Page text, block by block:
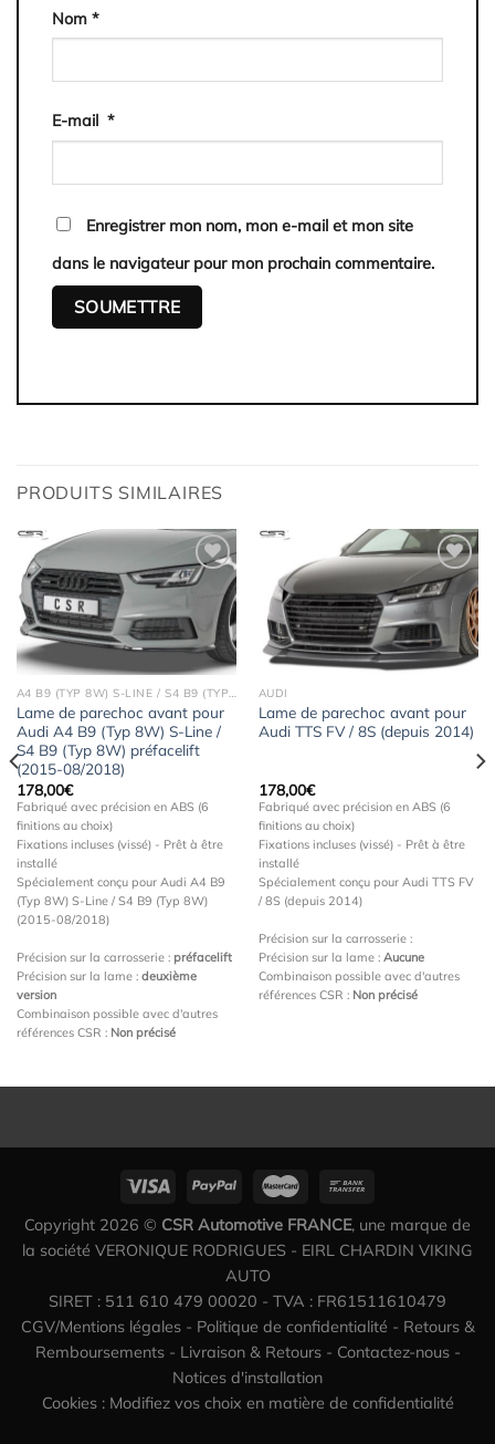
Nom *
E-mail *
Enregistrer mon nom, mon e-mail et mon site
dans le navigateur pour mon prochain commentaire.
PRODUITS SIMILAIRES
Ajouter
à la
wishlist
A4 B9 (TYP 8W) S-LINE / S4 B9 (TYP 8W)
Lame de parechoc avant pour
Audi A4 B9 (Typ 8W) S-Line /
S4 B9 (Typ 8W) préfacelift
(2015-08/2018)
178,00€
Fabriqué avec précision en ABS (6
finitions au choix)
Fixations incluses (vissé) - Prêt à être
installé
Spécialement conçu pour Audi A4 B9
(Typ 8W) S-Line / S4 B9 (Typ 8W)
(2015-08/2018)
Précision sur la carrosserie : préfacelift
Précision sur la lame : deuxième
version
Combinaison possible avec d'autres
références CSR : Non précisé
Ajouter
à la
wishlist
AUDI
Lame de parechoc avant pour
Audi TTS FV / 8S (depuis 2014)
178,00€
Fabriqué avec précision en ABS (6
finitions au choix)
Fixations incluses (vissé) - Prêt à être
installé
Spécialement conçu pour Audi TTS FV
/ 8S (depuis 2014)
Précision sur la carrosserie :
Précision sur la lame : Aucune
Combinaison possible avec d'autres
références CSR : Non précisé
Copyright 2026 © CSR Automotive FRANCE, une marque de
la société VERONIQUE RODRIGUES - EIRL CHARDIN VIKING
AUTO
SIRET : 511 610 479 00020 - TVA : FR61511610479
CGV/Mentions légales- Politique de confidentialité - Retours &
Remboursements- Livraison & Retours- Contactez-nous-
Notices d'installation
Cookies : Modifiez vos choix en matière de confidentialité